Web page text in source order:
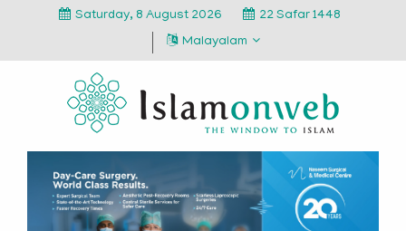
Saturday, 8 August 2026
22 Safar 1448
Malayalam